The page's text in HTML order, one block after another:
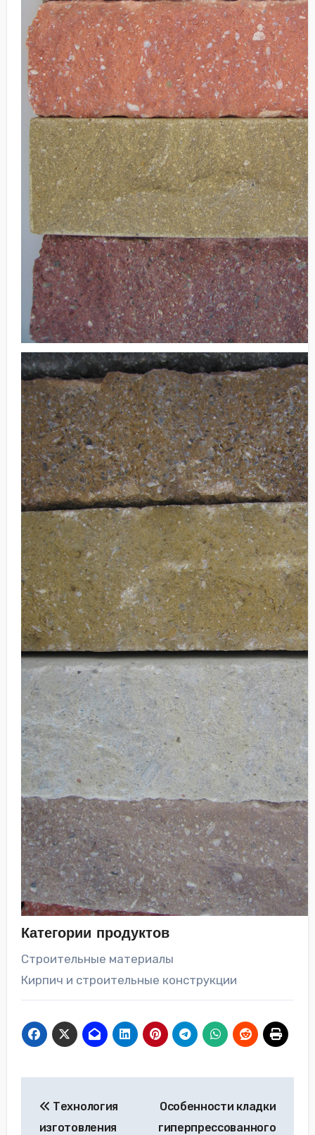
Категории продуктов
Строительные материалы
Кирпич и строительные конструкции
по
Технология
изготовления
Особенности кладки
гиперпрессованного